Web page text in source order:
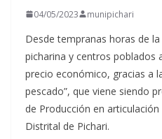
04/05/2023 munipichari
Desde tempranas horas de
picharina y centros poblados
precio económico, gracias a
pescado”, que viene siendo
de Producción en
Distrital de Pichari.